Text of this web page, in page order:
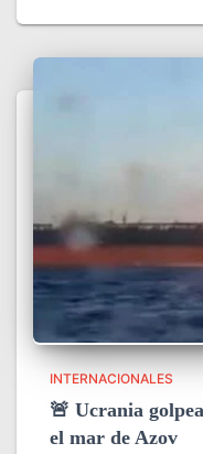
INTERNACIONALES
🚨 Ucrania
el mar de Azov